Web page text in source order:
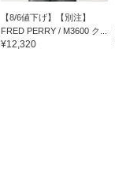
【8/6値下げ】【別注】
FRED PERRY / M3600 ク...
¥12,320